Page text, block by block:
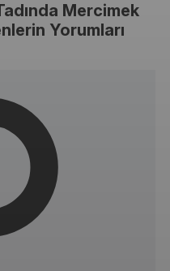
Mercimek
Yorumları